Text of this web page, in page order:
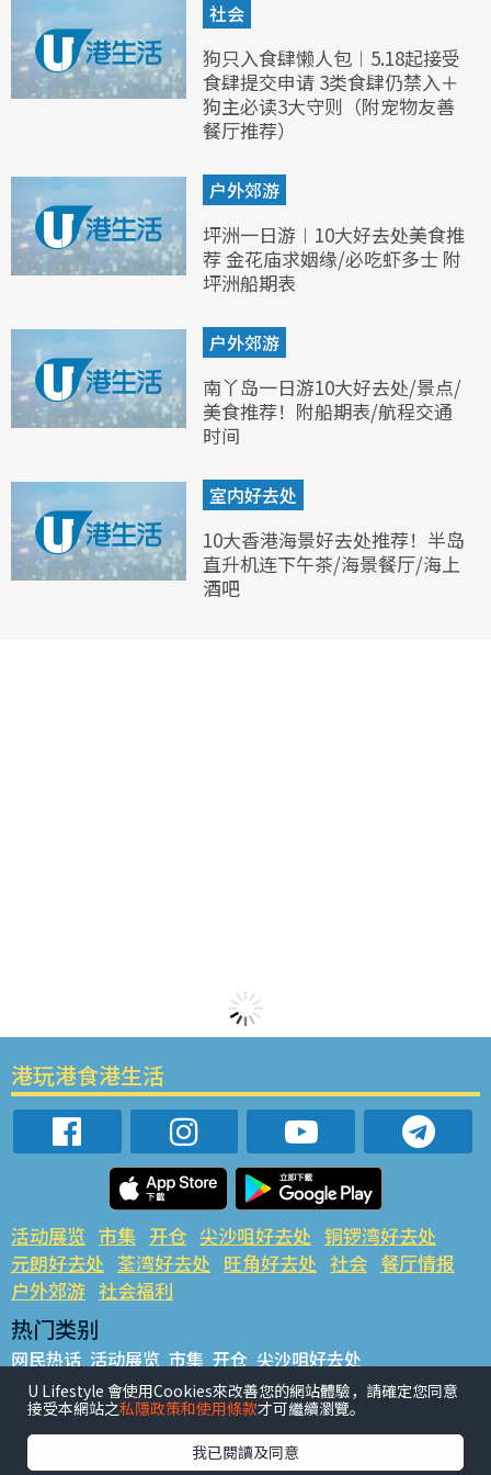
社会
狗只入食肆懒人包︱5.18起接受
食肆提交申请 3类食肆仍禁入＋
狗主必读3大守则（附宠物友善
餐厅推荐）
户外郊游
坪洲一日游︱10大好去处美食推
荐 金花庙求姻缘/必吃虾多士 附
坪洲船期表
户外郊游
南丫岛一日游10大好去处/景点/
美食推荐！附船期表/航程交通
时间
室内好去处
10大香港海景好去处推荐！半岛
直升机连下午茶/海景餐厅/海上
酒吧
港玩港食港生活
活动展览 市集 开仓 尖沙咀好去处 铜锣湾好去处
元朗好去处 荃湾好去处 旺角好去处 社会 餐厅情报
户外郊游 社会福利
热门类别
网民热话 活动展览 市集 开仓 尖沙咀好去处
铜锣湾好去处 元朗好去处 荃湾好去处 旺角好去处 社会
餐厅情报 户外郊游
热门标签
U Lifestyle 會使用Cookies來改善您的網站體驗，請確定您同意
接受本網站之私隱政策和使用條款才可繼續瀏覽。
我已閱讀及同意